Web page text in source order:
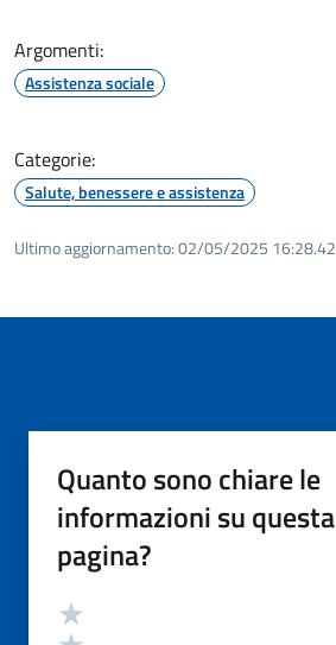
Argomenti:
Assistenza sociale
Categorie:
Salute, benessere e assistenza
Ultimo aggiornamento:02/05/2025 16:28.42
Quanto sono chiare le
informazioni su questa
pagina?
Valutazione